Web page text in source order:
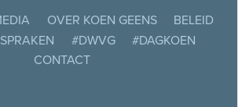
OVER KOEN GEENS
BELEID
#DWVG
#DAGKOEN
CONTACT